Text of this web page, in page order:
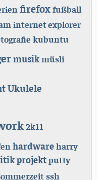
firefoxfußball
internet explorer
kubuntu
musikmüsli
Ukulele
2k11
hardwareharry
projektputty
ssh